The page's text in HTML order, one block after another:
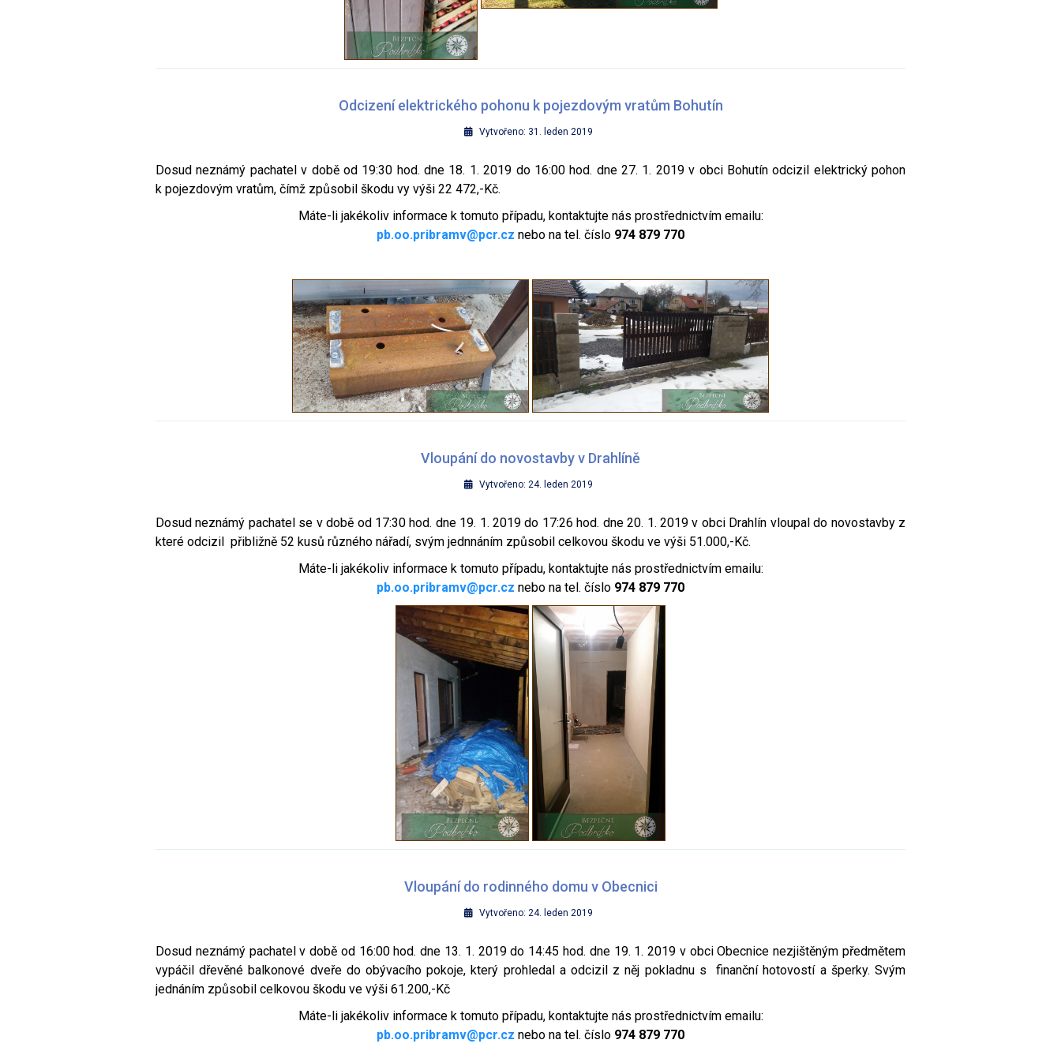
Odcizení elektrického pohonu k pojezdovým vratům Bohutín
Vytvořeno: 31. leden 2019
Dosud neznámý pachatel v době od 19:30 hod. dne 18. 1. 2019 do 16:00 hod. dne 27. 1. 2019 v obci Bohutín odcizil elektrický pohon
k pojezdovým vratům, čímž způsobil škodu vy výši 22 472,-Kč.
Máte-li jakékoliv informace k tomuto případu, kontaktujte nás prostřednictvím emailu:
pb.oo.pribramv@pcr.cz nebo na tel. číslo 974 879 770
Vloupání do novostavby v Drahlíně
Vytvořeno: 24. leden 2019
Dosud neznámý pachatel se v době od 17:30 hod. dne 19. 1. 2019 do 17:26 hod. dne 20. 1. 2019 v obci Drahlín vloupal do novostavby z
které odcizil přibližně 52 kusů různého nářadí, svým jednnáním způsobil celkovou škodu ve výši 51.000,-Kč.
Máte-li jakékoliv informace k tomuto případu, kontaktujte nás prostřednictvím emailu:
pb.oo.pribramv@pcr.cz nebo na tel. číslo 974 879 770
Vloupání do rodinného domu v Obecnici
Vytvořeno: 24. leden 2019
Dosud neznámý pachatel v době od 16:00 hod. dne 13. 1. 2019 do 14:45 hod. dne 19. 1. 2019 v obci Obecnice nezjištěným předmětem
vypáčil dřevěné balkonové dveře do obývacího pokoje, který prohledal a odcizil z něj pokladnu s finanční hotovostí a šperky. Svým
jednáním způsobil celkovou škodu ve výši 61.200,-Kč
Máte-li jakékoliv informace k tomuto případu, kontaktujte nás prostřednictvím emailu:
pb.oo.pribramv@pcr.cz nebo na tel. číslo 974 879 770